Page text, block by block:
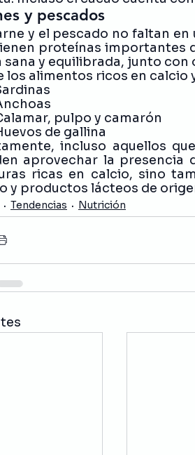
y pescados
y el pescado no faltan
proteínas importantes
sana y equilibrada, junto con
los alimentos ricos en
pulpo y camarón
de gallina
incluso aquellos
aprovechar la
ricas en calcio, sino
y productos lácteos de
Tendencias Nutrición